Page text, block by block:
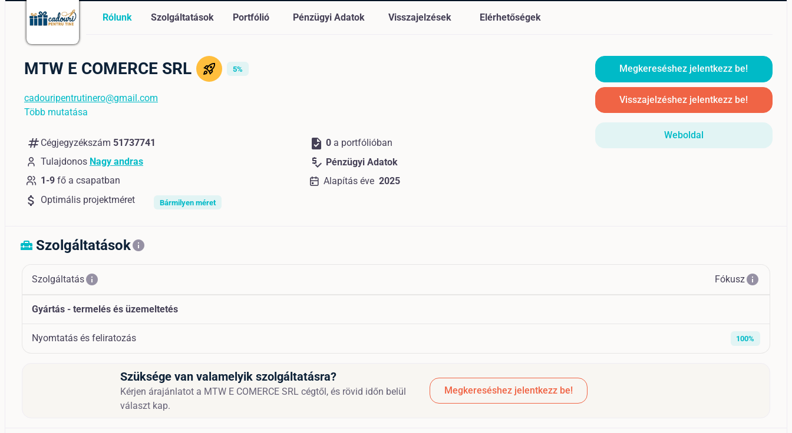
Rólunk Szolgáltatások Portfólió Pénzügyi Adatok Visszajelzések Elérhetőségek
MTW E COMERCE SRL 5%
cadouripentrutinero@gmail.com
Több mutatása
numbers Cégjegyzékszám 51737741
Tulajdonos Nagy andras
1-9 fő a csapatban
task 0 a portfólióban
price_check Pénzügyi Adatok
Alapítás éve 2025
attach_money Optimális projektméret Bármilyen méret
Megkereséshez jelentkezz be!
Visszajelzéshez jelentkezz be!
Weboldal
home_repair_service Szolgáltatásokinfo
Szolgáltatásinfo Fókuszinfo
Gyártás - termelés és üzemeltetés
Nyomtatás és feliratozás 100%
Szüksége van valamelyik szolgáltatásra?
Kérjen árajánlatot a MTW E COMERCE SRL cégtől, és rövid időn belül
választ kap.
Megkereséshez jelentkezz be!